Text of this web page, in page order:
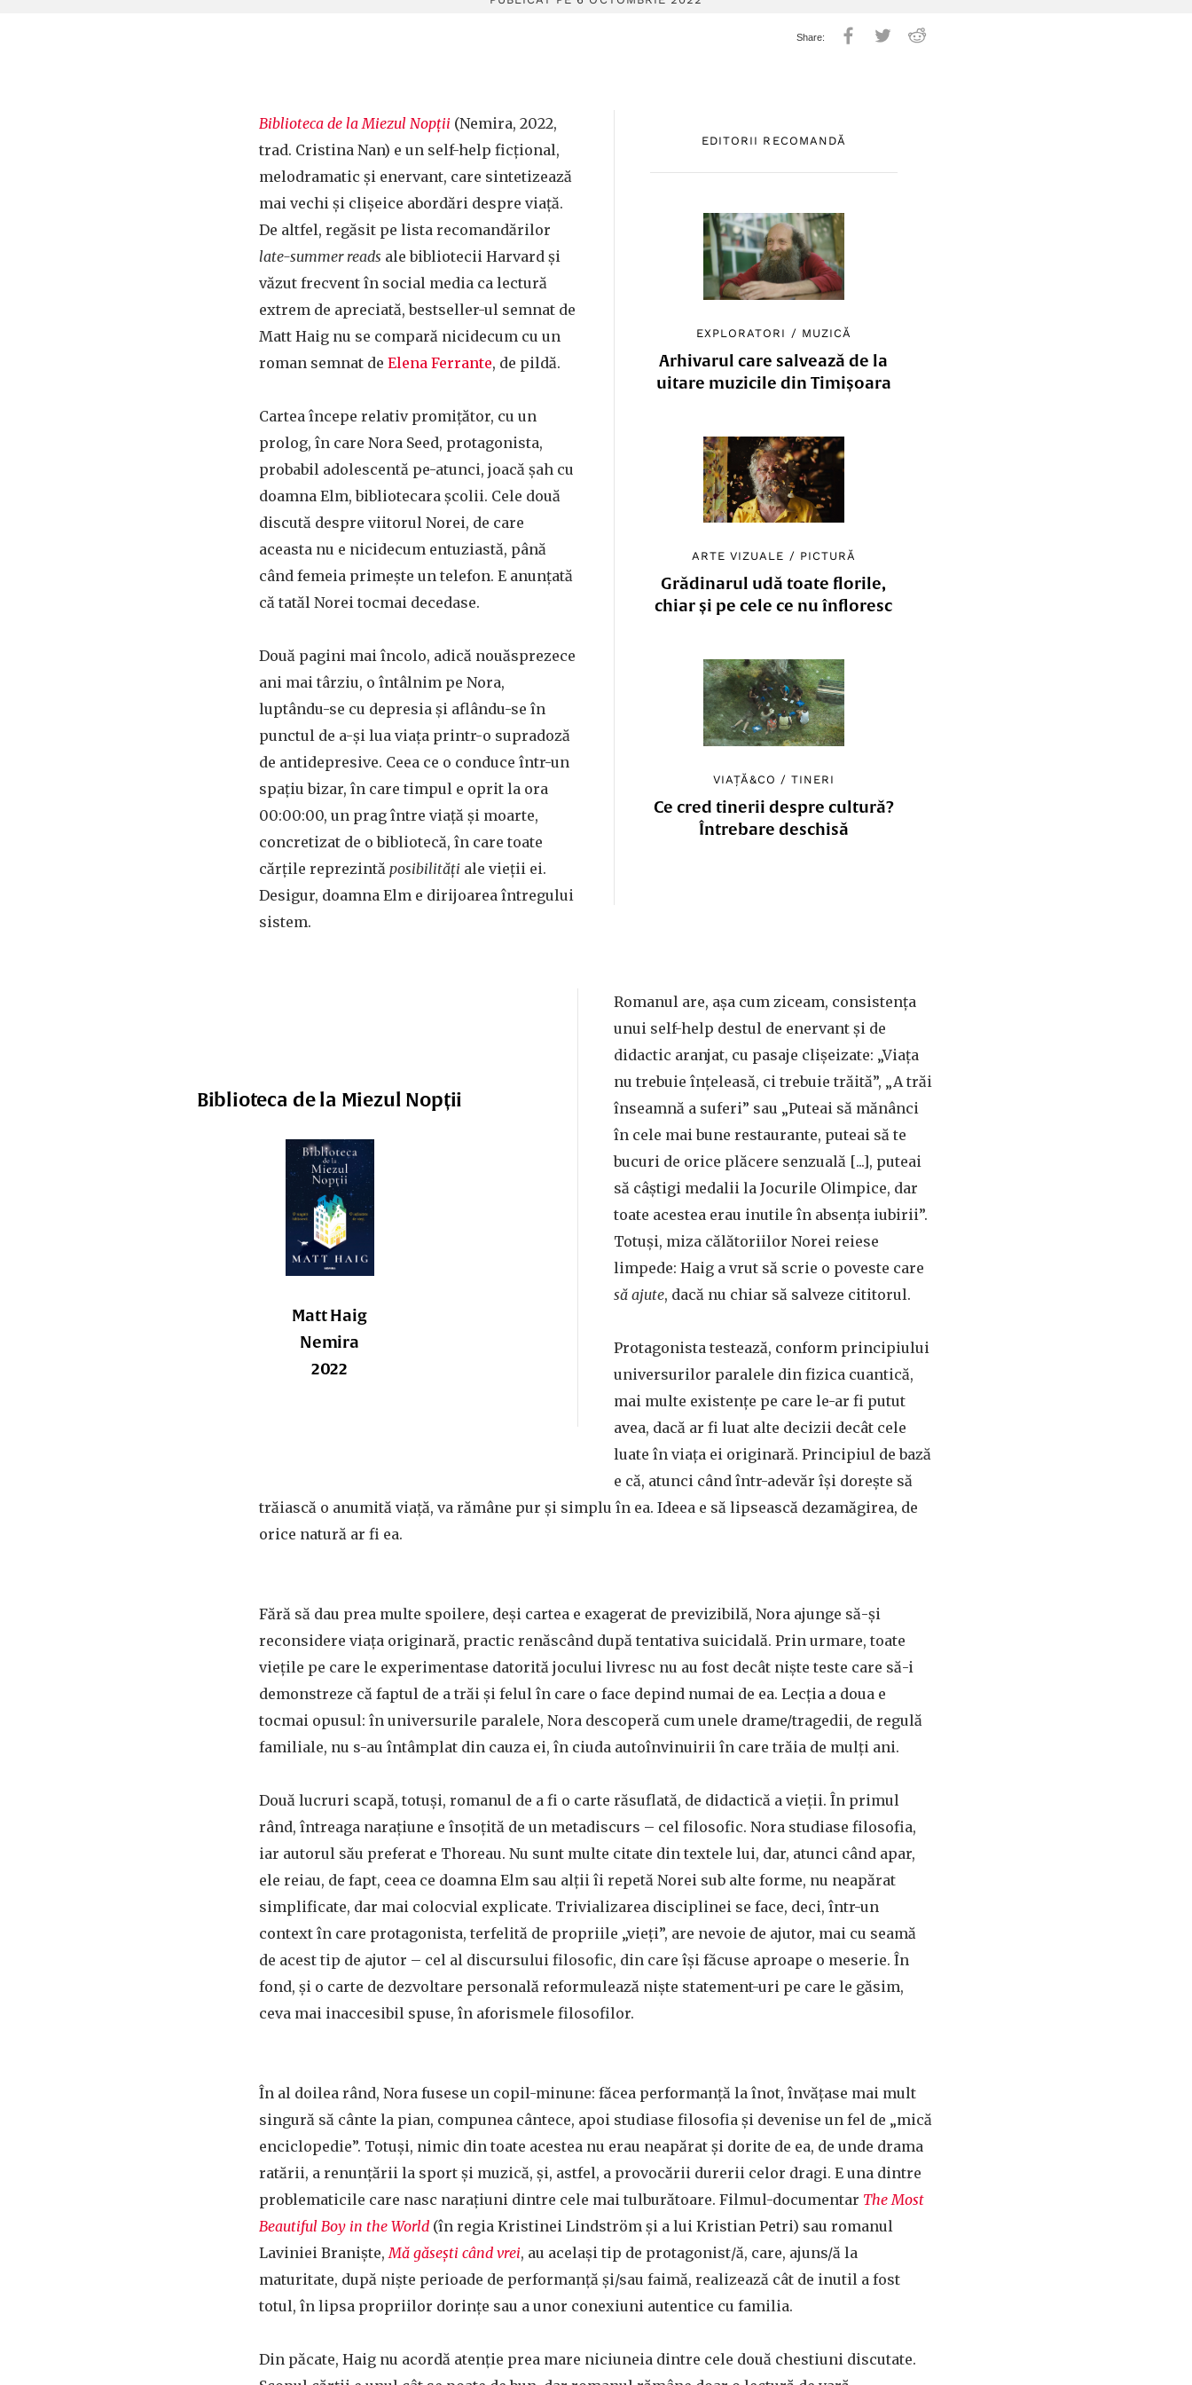
EDITORII RECOMANDĂ
EXPLORATORI / MUZICĂ
Arhivarul care salvează de la
uitare muzicile din Timișoara
ARTE VIZUALE / PICTURĂ
Grădinarul udă toate florile,
chiar și pe cele ce nu înfloresc
VIAȚĂ&CO /TINERI
Ce cred tinerii despre cultură?
Întrebare deschisă
Biblioteca de la Miezul Nopții (Nemira, 2022,
trad. Cristina Nan) e un self-help ficțional,
melodramatic și enervant, care sintetizează
mai vechi și clișeice abordări despre viață.
De altfel, regăsit pe lista recomandărilor
late-summer reads ale bibliotecii Harvard și
văzut frecvent în social media ca lectură
extrem de apreciată, bestseller-ul semnat de
Matt Haig nu se compară nicidecum cu un
roman semnat de Elena Ferrante, de pildă.
Cartea începe relativ promițător, cu un
prolog, în care Nora Seed, protagonista,
probabil adolescentă pe-atunci, joacă șah cu
doamna Elm, bibliotecara școlii. Cele două
discută despre viitorul Norei, de care
aceasta nu e nicidecum entuziastă, până
când femeia primește un telefon. E anunțată
că tatăl Norei tocmai decedase.
Două pagini mai încolo, adică nouăsprezece
ani mai târziu, o întâlnim pe Nora,
luptându-se cu depresia și aflându-se în
punctul de a-și lua viața printr-o supradoză
de antidepresive. Ceea ce o conduce într-un
spațiu bizar, în care timpul e oprit la ora
00:00:00, un prag între viață și moarte,
concretizat de o bibliotecă, în care toate
cărțile reprezintă posibilități ale vieții ei.
Desigur, doamna Elm e dirijoarea întregului
sistem.
Biblioteca de la Miezul Nopții
Matt Haig
Nemira
2022
Romanul are, așa cum ziceam, consistența
unui self-help destul de enervant și de
didactic aranjat, cu pasaje clișeizate: „Viața
nu trebuie înțeleasă, ci trebuie trăită”, „A trăi
înseamnă a suferi” sau „Puteai să mănânci
în cele mai bune restaurante, puteai să te
bucuri de orice plăcere senzuală [...], puteai
să câștigi medalii la Jocurile Olimpice, dar
toate acestea erau inutile în absența iubirii”.
Totuși, miza călătoriilor Norei reiese
limpede: Haig a vrut să scrie o poveste care
să ajute, dacă nu chiar să salveze cititorul.
Protagonista testează, conform principiului
universurilor paralele din fizica cuantică,
mai multe existențe pe care le-ar fi putut
avea, dacă ar fi luat alte decizii decât cele
luate în viața ei originară. Principiul de bază
e că, atunci când într-adevăr își dorește să
trăiască o anumită viață, va rămâne pur și simplu în ea. Ideea e să lipsească dezamăgirea, de
orice natură ar fi ea.
Fără să dau prea multe spoilere, deși cartea e exagerat de previzibilă, Nora ajunge să-și
reconsidere viața originară, practic renăscând după tentativa suicidală. Prin urmare, toate
viețile pe care le experimentase datorită jocului livresc nu au fost decât niște teste care să-i
demonstreze că faptul de a trăi și felul în care o face depind numai de ea. Lecția a doua e
tocmai opusul: în universurile paralele, Nora descoperă cum unele drame/tragedii, de regulă
familiale, nu s-au întâmplat din cauza ei, în ciuda autoînvinuirii în care trăia de mulți ani.
Două lucruri scapă, totuși, romanul de a fi o carte răsuflată, de didactică a vieții. În primul
rând, întreaga narațiune e însoțită de un metadiscurs – cel filosofic. Nora studiase filosofia,
iar autorul său preferat e Thoreau. Nu sunt multe citate din textele lui, dar, atunci când apar,
ele reiau, de fapt, ceea ce doamna Elm sau alții îi repetă Norei sub alte forme, nu neapărat
simplificate, dar mai colocvial explicate. Trivializarea disciplinei se face, deci, într-un
context în care protagonista, terfelită de propriile „vieți”, are nevoie de ajutor, mai cu seamă
de acest tip de ajutor – cel al discursului filosofic, din care își făcuse aproape o meserie. În
fond, și o carte de dezvoltare personală reformulează niște statement-uri pe care le găsim,
ceva mai inaccesibil spuse, în aforismele filosofilor.
În al doilea rând, Nora fusese un copil-minune: făcea performanță la înot, învățase mai mult
singură să cânte la pian, compunea cântece, apoi studiase filosofia și devenise un fel de „mică
enciclopedie”. Totuși, nimic din toate acestea nu erau neapărat și dorite de ea, de unde drama
ratării, a renunțării la sport și muzică, și, astfel, a provocării durerii celor dragi. E una dintre
problematicile care nasc narațiuni dintre cele mai tulburătoare. Filmul-documentar The Most
Beautiful Boy in the World (în regia Kristinei Lindström și a lui Kristian Petri) sau romanul
Laviniei Braniște,Mă găsești când vrei, au același tip de protagonist/ă, care, ajuns/ă la
maturitate, după niște perioade de performanță și/sau faimă, realizează cât de inutil a fost
totul, în lipsa propriilor dorințe sau a unor conexiuni autentice cu familia.
Din păcate, Haig nu acordă atenție prea mare niciuneia dintre cele două chestiuni discutate.